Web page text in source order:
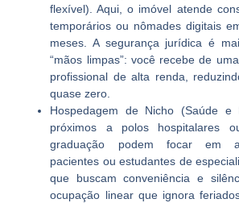
flexível). Aqui, o imóvel atende
temporários ou nômades digitais
meses. A segurança jurídica é
“mãos limpas”: você recebe de
profissional de alta renda,
quase zero.
Hospedagem de Nicho (Saúde e
próximos a polos hospitalares
graduação podem focar em
pacientes ou estudantes de
que buscam conveniência e
ocupação linear que ignora